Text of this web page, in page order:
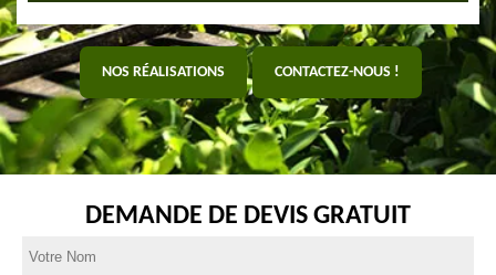
NOS RÉALISATIONS CONTACTEZ-NOUS !
DEMANDE DE DEVIS GRATUIT